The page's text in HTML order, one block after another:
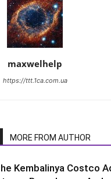
maxwelhelp
https://ttt.1ca.com.ua
MORE FROM AUTHOR
Kembalinya Costco